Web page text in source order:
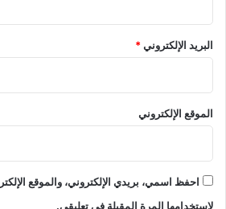
البريد الإلكتروني*
الموقع الإلكتروني
احفظ اسمي، بريدي الإلكتروني، والموقع
لاستخدامها المرة المقبلة في تعليقي.